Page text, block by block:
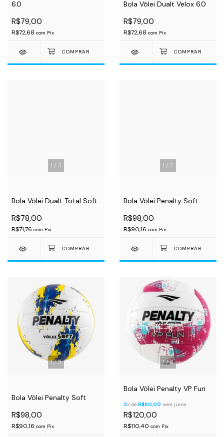
6.0
R$79,00
R$72,68 com Pix
Bola Vôlei Dualt Velox 6.0
R$79,00
R$72,68 com Pix
1 / 3
Bola Vôlei Dualt Total Soft
R$78,00
R$71,76 com Pix
1 / 2
Bola Vôlei Penalty Soft
R$98,00
R$90,16 com Pix
1/3
Bola Vôlei Penalty Soft
R$98,00
R$90,16 com Pix
1/2
Bola Vôlei Penalty VP Fun
2x de R$60,00 sem juros
R$120,00
R$110,40 com Pix